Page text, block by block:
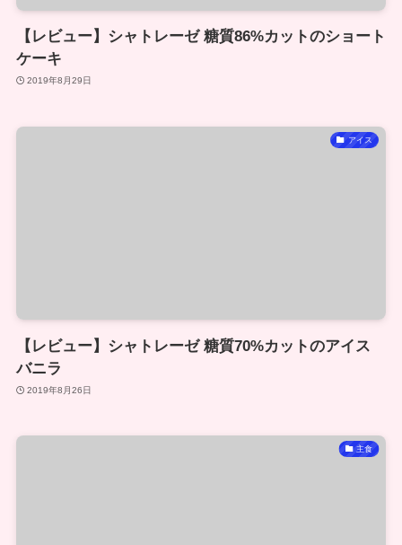
【レビュー】シャトレーゼ 糖質86%カットのショート
ケーキ
2019年8月29日
アイス
【レビュー】シャトレーゼ 糖質70%カットのアイス
バニラ
2019年8月26日
主食